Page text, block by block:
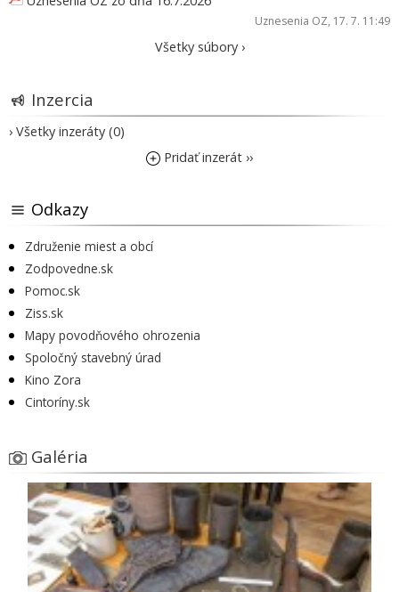
Uznesenia OZ, 17. 7. 11:49
Všetky súbory ›
Inzercia
› Všetky inzeráty (0)
Pridať inzerát ››
Odkazy
Združenie miest a obcí
Zodpovedne.sk
Pomoc.sk
Ziss.sk
Mapy povodňového ohrozenia
Spoločný stavebný úrad
Kino Zora
Cintoríny.sk
Galéria